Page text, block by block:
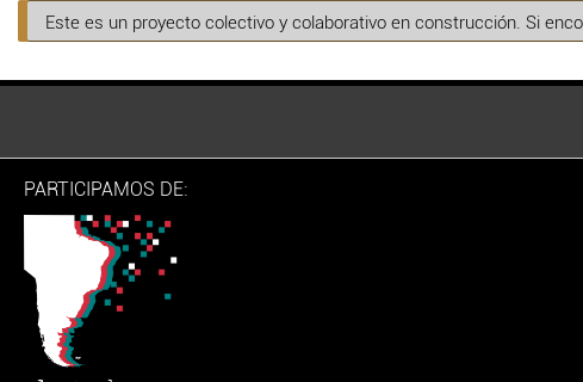
Este es un proyecto colectivo y colaborativo en construcción. Si
PARTICIPAMOS DE: